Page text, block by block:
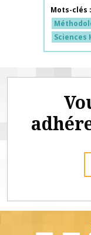
Mots-clés
Sciences